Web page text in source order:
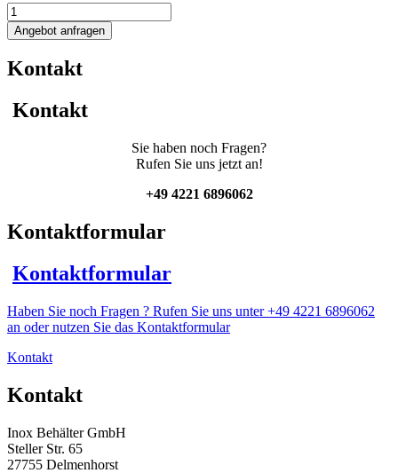
250L
Elektrisch
beheizter
mit
und
digitaler
Angebot anfragen
Kontakt
Kontakt
Sie haben noch Fragen?
Rufen Sie uns jetzt an!
+49 4221 6896062
Kontaktformular
Kontaktformular
Haben Sie noch Fragen ? Rufen Sie uns unter +49 4221 6896062
an oder nutzen Sie das Kontaktformular
Kontakt
Kontakt
Inox Behälter GmbH
Steller Str. 65
27755 Delmenhorst